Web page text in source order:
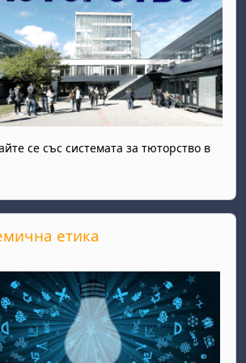
се със системата за тюторство в
етика
етика